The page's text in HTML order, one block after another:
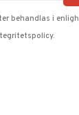
behandlas i
.